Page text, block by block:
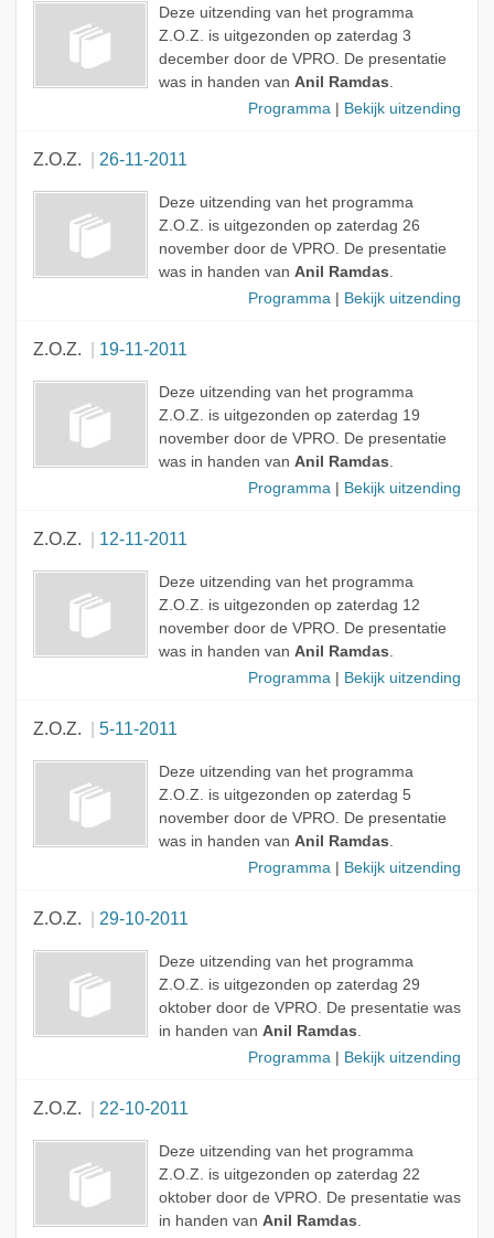
Deze uitzending van het programma
Z.O.Z. is uitgezonden op zaterdag 3
december door de VPRO. De presentatie
was in handen van Anil Ramdas.
Programma
Bekijk uitzending
Z.O.Z. 26-11-2011
Deze uitzending van het programma
Z.O.Z. is uitgezonden op zaterdag 26
november door de VPRO. De presentatie
was in handen van Anil Ramdas.
Programma
Bekijk uitzending
Z.O.Z. 19-11-2011
Deze uitzending van het programma
Z.O.Z. is uitgezonden op zaterdag 19
november door de VPRO. De presentatie
was in handen van Anil Ramdas.
Programma
Bekijk uitzending
Z.O.Z. 12-11-2011
Deze uitzending van het programma
Z.O.Z. is uitgezonden op zaterdag 12
november door de VPRO. De presentatie
was in handen van Anil Ramdas.
Programma
Bekijk uitzending
Z.O.Z. 5-11-2011
Deze uitzending van het programma
Z.O.Z. is uitgezonden op zaterdag 5
november door de VPRO. De presentatie
was in handen van Anil Ramdas.
Programma
Bekijk uitzending
Z.O.Z. 29-10-2011
Deze uitzending van het programma
Z.O.Z. is uitgezonden op zaterdag 29
oktober door de VPRO. De presentatie was
in handen van Anil Ramdas.
Programma
Bekijk uitzending
Z.O.Z. 22-10-2011
Deze uitzending van het programma
Z.O.Z. is uitgezonden op zaterdag 22
oktober door de VPRO. De presentatie was
in handen van Anil Ramdas.